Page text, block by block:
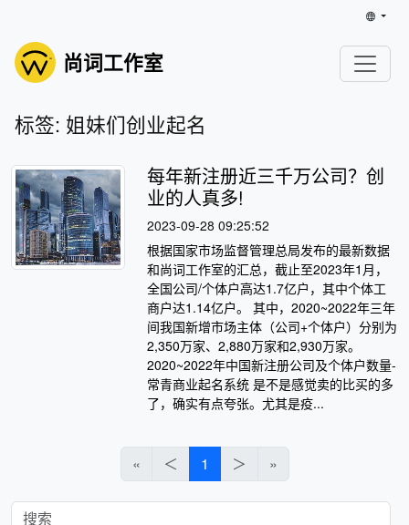
尚词工作室
标签: 姐妹们创业起名
每年新注册近三千万公司？创
业的人真多!
2023-09-28 09:25:52
根据国家市场监督管理总局发布的最新数据
和尚词工作室的汇总，截止至2023年1月，
全国公司/个体户高达1.7亿户，其中个体工
商户达1.14亿户。 其中，2020~2022年三年
间我国新增市场主体（公司+个体户）分别为
2,350万家、2,880万家和2,930万家。
2020~2022年中国新注册公司及个体户数量-
常青商业起名系统 是不是感觉卖的比买的多
了，确实有点夸张。尤其是疫...
« ＜ 1 ＞ »